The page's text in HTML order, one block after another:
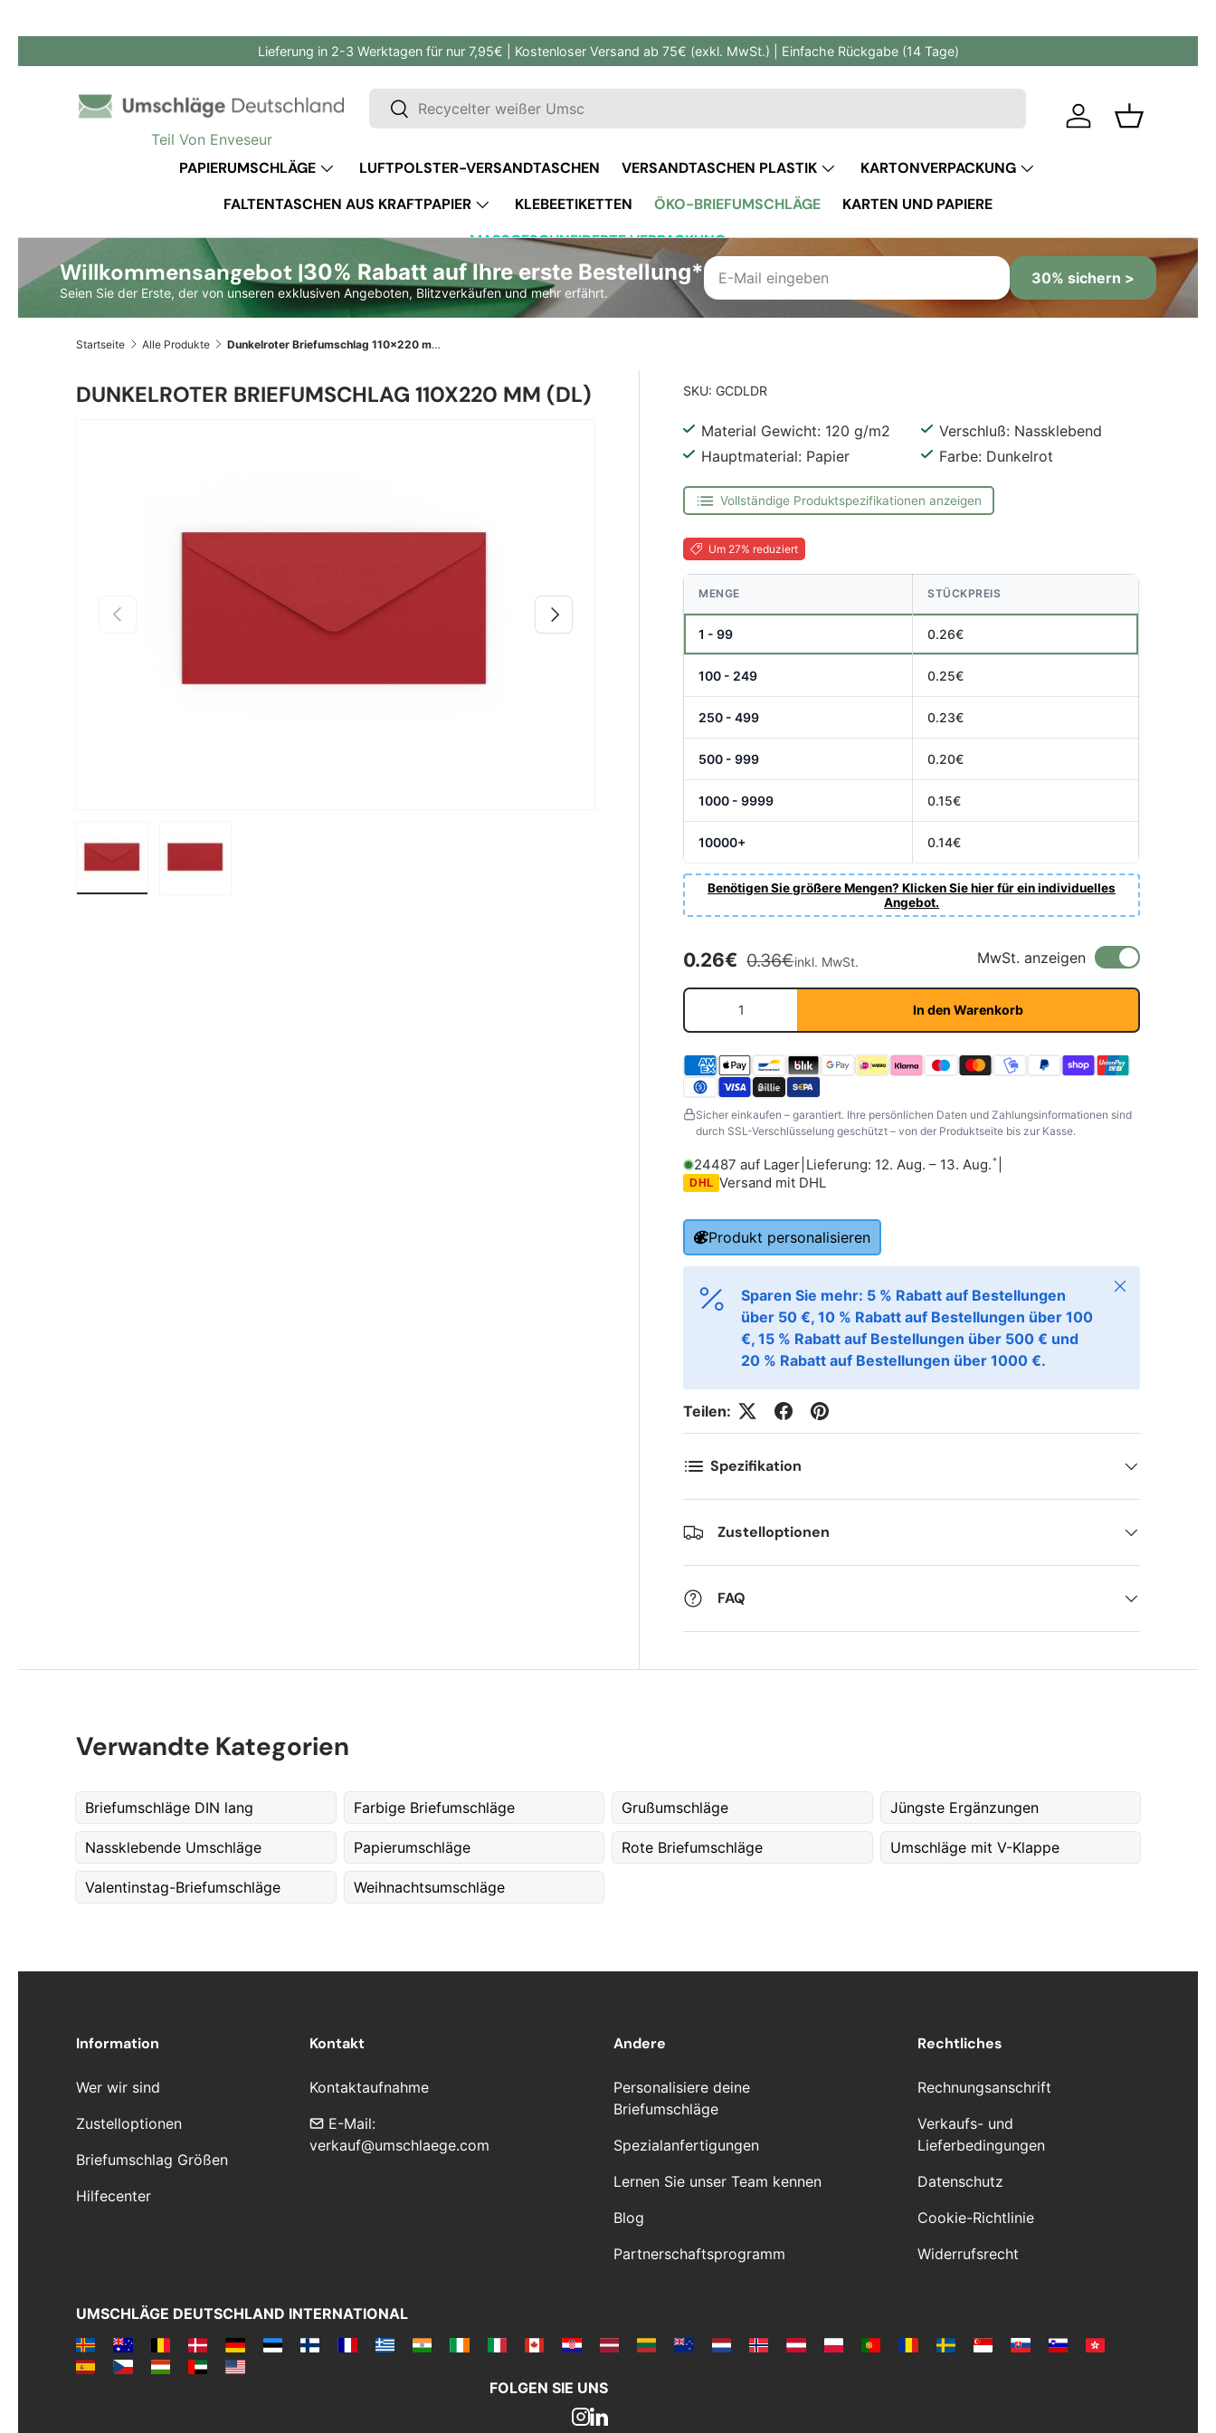
Direkt zum Inhalt
Lieferung in 2-3 Werktagen für nur 7,95€ | Kostenloser Versand ab 75€ (exkl. MwSt.) | Einfache Rückgabe (14 Tage)
Teil Von Enveseur
Suchen
Suchen
Einloggen
PAPIERUMSCHLÄGE LUFTPOLSTER-VERSANDTASCHEN VERSANDTASCHEN PLASTIK
KARTONVERPACKUNG
FALTENTASCHEN AUS KRAFTPAPIER
KLEBEETIKETTEN ÖKO-BRIEFUMSCHLÄGE
KARTEN UND PAPIERE
MASSGESCHNEIDERTE VERPACKUNG
Willkommensangebot |30% Rabatt auf Ihre erste Bestellung*
Seien Sie der Erste, der von unseren exklusiven Angeboten, Blitzverkäufen und mehr erfährt.
30% sichern >
Startseite Alle Produkte Dunkelroter Briefumschlag 110x220 mm (DL)
DUNKELROTER BRIEFUMSCHLAG 110X220 MM (DL)
Vorherige Nächste
SKU: GCDLDR
Material Gewicht: 120 g/m2
Verschluß: Nassklebend
Hauptmaterial: Papier
Farbe: Dunkelrot
Vollständige Produktspezifikationen anzeigen
Um 27% reduziert
MENGE STÜCKPREIS
1 - 99 0.26€
100 - 249 0.25€
250 - 499 0.23€
500 - 999 0.20€
1000 - 9999 0.15€
10000+ 0.14€
Benötigen Sie größere Mengen? Klicken Sie hier für ein individuelles
Angebot.
Verkaufspreis
0.26€ Normaler Preis
0.36€inkl. MwSt. MwSt. anzeigen
Anzahl
In den Warenkorb
Sicher einkaufen – garantiert. Ihre persönlichen Daten und Zahlungsinformationen sind
durch SSL-Verschlüsselung geschützt – von der Produktseite bis zur Kasse.
24487 auf Lager Lieferung: 12. Aug. – 13. Aug.*
DHL Versand mit DHL
Produkt personalisieren
Sparen Sie mehr: 5 % Rabatt auf Bestellungen
über 50 €, 10 % Rabatt auf Bestellungen über 100
€, 15 % Rabatt auf Bestellungen über 500 € und
20 % Rabatt auf Bestellungen über 1000 €.
Schließen
Teilen:
Spezifikation
Zustelloptionen
FAQ
Verwandte Kategorien
Briefumschläge DIN lang Farbige Briefumschläge Grußumschläge Jüngste Ergänzungen
Nassklebende Umschläge Papierumschläge Rote Briefumschläge Umschläge mit V-Klappe
Valentinstag-Briefumschläge Weihnachtsumschläge
Information
Wer wir sind
Zustelloptionen
Briefumschlag Größen
Hilfecenter
Kontakt
Kontaktaufnahme
E-Mail:
verkauf@umschlaege.com
Andere
Personalisiere deine
Briefumschläge
Spezialanfertigungen
Lernen Sie unser Team kennen
Blog
Partnerschaftsprogramm
Rechtliches
Rechnungsanschrift
Verkaufs- und
Lieferbedingungen
Datenschutz
Cookie-Richtlinie
Widerrufsrecht
UMSCHLÄGE DEUTSCHLAND INTERNATIONAL
FOLGEN SIE UNS